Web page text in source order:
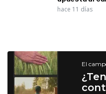
hace 11 días
El